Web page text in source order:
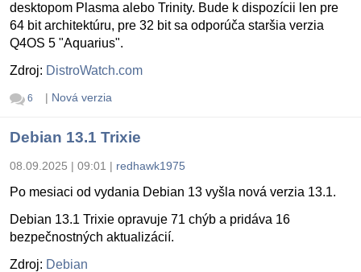
desktopom Plasma alebo Trinity. Bude k dispozícii len pre
64 bit architektúru, pre 32 bit sa odporúča staršia verzia
Q4OS 5 "Aquarius".
Zdroj: DistroWatch.com
6 | Nová verzia
Debian 13.1 Trixie
08.09.2025 | 09:01 | redhawk1975
Po mesiaci od vydania Debian 13 vyšla nová verzia 13.1.
Debian 13.1 Trixie opravuje 71 chýb a pridáva 16
bezpečnostných aktualizácií.
Zdroj: Debian